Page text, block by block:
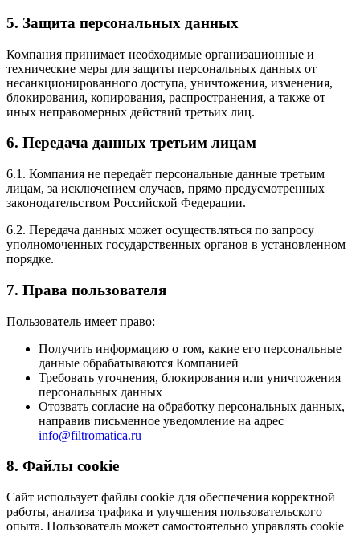
5. Защита персональных данных
Компания принимает необходимые организационные и
технические меры для защиты персональных данных от
несанкционированного доступа, уничтожения, изменения,
блокирования, копирования, распространения, а также от
иных неправомерных действий третьих лиц.
6. Передача данных третьим лицам
6.1. Компания не передаёт персональные данные третьим
лицам, за исключением случаев, прямо предусмотренных
законодательством Российской Федерации.
6.2. Передача данных может осуществляться по запросу
уполномоченных государственных органов в установленном
порядке.
7. Права пользователя
Пользователь имеет право:
Получить информацию о том, какие его персональные
данные обрабатываются Компанией
Требовать уточнения, блокирования или уничтожения
персональных данных
Отозвать согласие на обработку персональных данных,
направив письменное уведомление на адрес
info@filtromatica.ru
8. Файлы cookie
Сайт использует файлы cookie для обеспечения корректной
работы, анализа трафика и улучшения пользовательского
опыта. Пользователь может самостоятельно управлять cookie